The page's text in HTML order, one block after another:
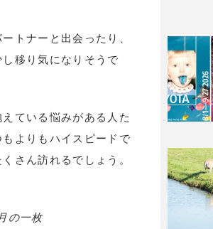
トナーと出会ったり、
移り気になりそうで
ている悩みがある人た
よりもハイスピードで
さん訪れるでしょう。
の一枚